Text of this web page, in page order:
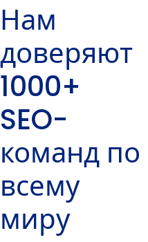
Нам
доверяют
1000+
SEO-
команд по
всему
миру